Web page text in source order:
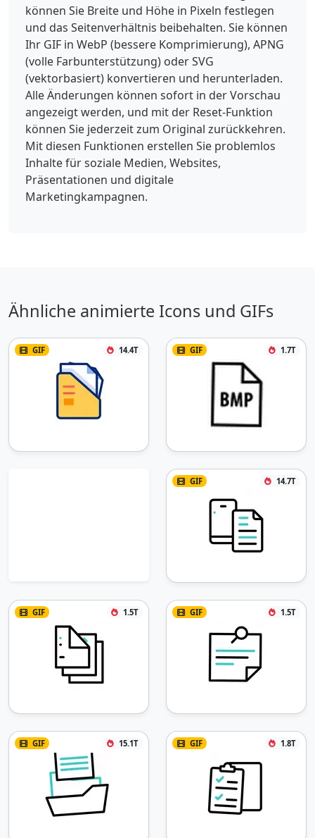
können Sie Breite und Höhe in Pixeln festlegen
und das Seitenverhältnis beibehalten. Sie können
Ihr GIF in WebP (bessere Komprimierung), APNG
(volle Farbunterstützung) oder SVG
(vektorbasiert) konvertieren und herunterladen.
Alle Änderungen können sofort in der Vorschau
angezeigt werden, und mit der Reset-Funktion
können Sie jederzeit zum Original zurückkehren.
Mit diesen Funktionen erstellen Sie problemlos
Inhalte für soziale Medien, Websites,
Präsentationen und digitale
Marketingkampagnen.
Ähnliche animierte Icons und GIFs
GIF 14.4T GIF 1.7T
GIF 14.7T
GIF 1.5T GIF 1.5T
GIF 15.1T GIF 1.8T